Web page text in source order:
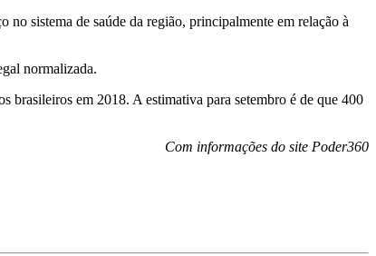
sistema de saúde da região, principalmente em relação à
normalizada.
brasileiros em 2018. A estimativa para setembro é de que 400
Com informações do site Poder360